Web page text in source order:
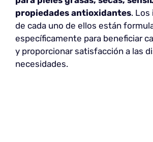
propiedades antioxidantes.
de cada uno de ellos están
específicamente para beneficiar
y proporcionar satisfacción a las
necesidades.